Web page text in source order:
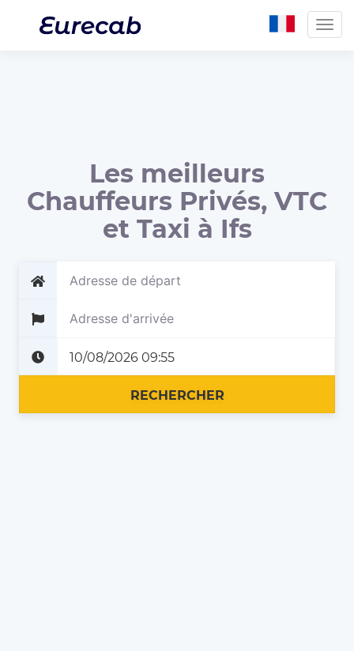
Les meilleurs
Chauffeurs Privés, VTC
et Taxi à Ifs
RECHERCHER